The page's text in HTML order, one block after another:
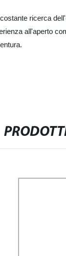
ricerca
all'aperto